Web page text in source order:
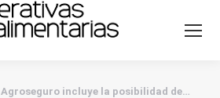
Agroseguro incluye la posibilidad de…